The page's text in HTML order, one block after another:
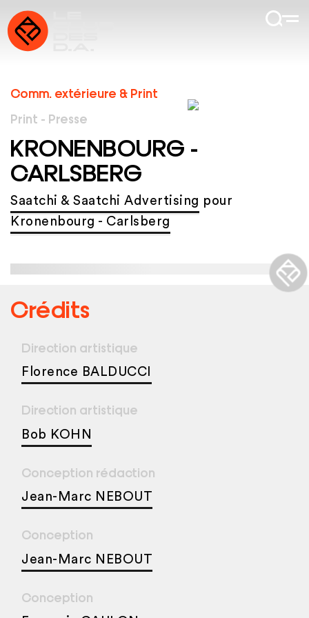
Comm. extérieure & Print
Print - Presse
KRONENBOURG -
CARLSBERG
Saatchi & Saatchi Advertising pour
Kronenbourg - Carlsberg
Crédits
Direction artistique
Florence BALDUCCI
Direction artistique
Bob KOHN
Conception rédaction
Jean-Marc NEBOUT
Conception
Jean-Marc NEBOUT
Conception